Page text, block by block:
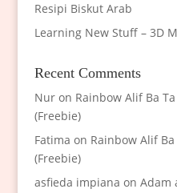
Resipi Biskut Arab
Learning New Stuff – 3D
Recent Comments
Nuron Rainbow Alif Ba
(Freebie)
Fatima on Rainbow Alif
(Freebie)
asfieda impiana on Adam